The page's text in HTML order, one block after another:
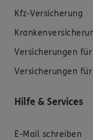
Kfz-Versicherung
Versicherungen
Versicherungen
Hilfe & Services
E-Mail schreiben